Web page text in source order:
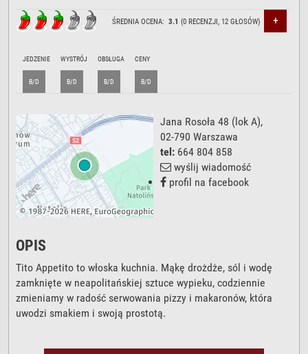
ŚREDNIA OCENA:3.1 (0 RECENZJI, 12 GŁOSÓW) +
JEDZENIE
B/D
WYSTRÓJ
B/D
OBSŁUGA
B/D
CENY
B/D
Jana Rosoła 48 (lok A),
02-790 Warszawa
tel: 664 804 858
wyślij wiadomość
profil na facebook
OPIS
Tito Appetito to włoska kuchnia. Mąkę drożdże, sól i wodę
zamknięte w neapolitańskiej sztuce wypieku, codziennie
zmieniamy w radość serwowania pizzy i makaronów, która
uwodzi smakiem i swoją prostotą.